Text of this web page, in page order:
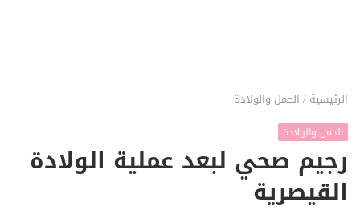
الرئيسية / الحمل والولادة
الحمل والولادة
رجيم صحي لبعد عملية الولادة
القيصرية